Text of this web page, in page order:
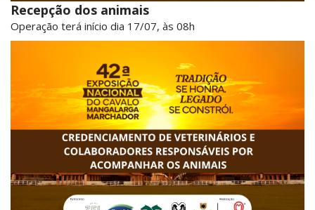
Recepção dos animais
Operação terá início dia 17/07, às 08h